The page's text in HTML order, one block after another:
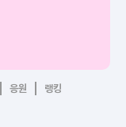
응원 랭킹